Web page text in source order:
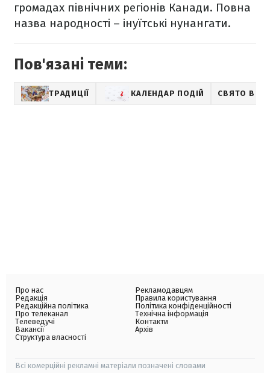
громадах північних регіонів Канади. Повна
назва народності – інуїтські нунангати.
Пов'язані теми:
ТРАДИЦІЇ КАЛЕНДАР ПОДІЙ СВЯТО В
Про нас
Редакція
Редакційна політика
Про телеканал
Телеведучі
Вакансії
Структура власності
Рекламодавцям
Правила користування
Політика конфіденційності
Технічна інформація
Контакти
Архів
Всі комерційні рекламні матеріали позначені словами